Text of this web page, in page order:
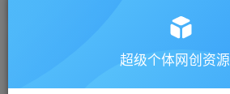
会员专属推广链接超级个体网创资